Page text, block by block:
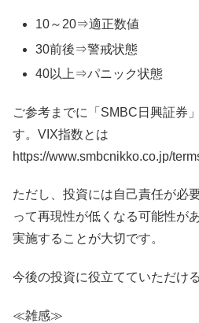
10～20⇒適正数値
30前後⇒警戒状態
40以上⇒パニック状態
ご参考までに「SMBC日興証券
す。VIX指数とは
https://www.smbcnikko.co.jp/
ただし、投資には自己責任が必
って再現性が低くなる可能性が
実施することが大切です。
今後の投資に役立てていただけ
≪雑感≫